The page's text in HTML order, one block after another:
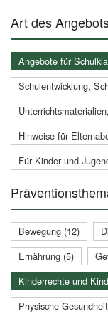
Art des
Angebote für
Schulentwicklung,
Hinweise für
Für Kinder und
Bewegung (12)
Ernährung (5)
Kinderrechte und
Physische